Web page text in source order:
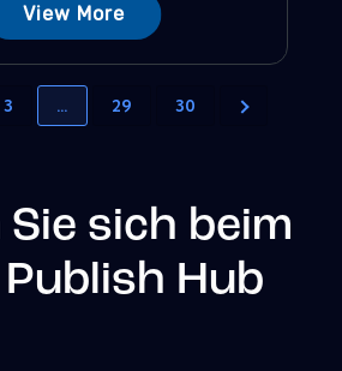
View More
3 … 29 30
Sie sich beim
Publish Hub